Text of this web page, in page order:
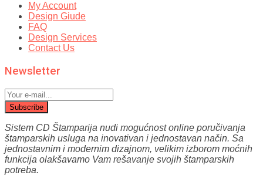
My Account
Design Giude
FAQ
Design Services
Contact Us
Newsletter
Subscribe
Sistem CD Štamparija nudi mogućnost online poručivanja
štamparskih usluga na inovativan i jednostavan način. Sa
jednostavnim i modernim dizajnom, velikim izborom moćnih
funkcija olakšavamo Vam rešavanje svojih štamparskih
potreba.